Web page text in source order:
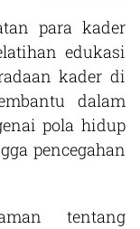
para kader
edukasi
kader di
dalam
pola hidup
pencegahan
tentang